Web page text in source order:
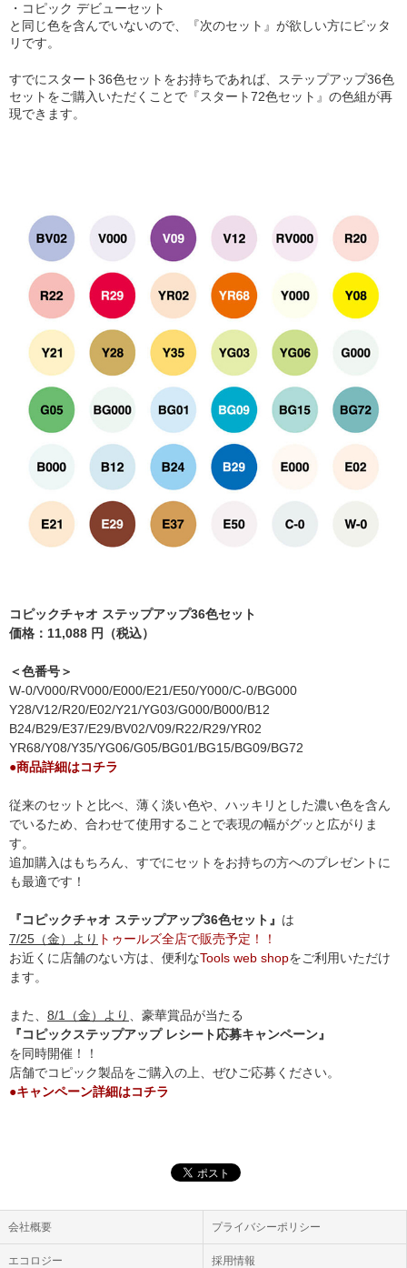
・コピック デビューセット
と同じ色を含んでいないので、『次のセット』が欲しい方にピッタ
リです。
すでにスタート36色セットをお持ちであれば、ステップアップ36色
セットをご購入いただくことで『スタート72色セット』の色組が再
現できます。
コピックチャオ ステップアップ36色セット
価格：11,088 円（税込）
＜色番号＞
W-0/V000/RV000/E000/E21/E50/Y000/C-0/BG000
Y28/V12/R20/E02/Y21/YG03/G000/B000/B12
B24/B29/E37/E29/BV02/V09/R22/R29/YR02
YR68/Y08/Y35/YG06/G05/BG01/BG15/BG09/BG72
●商品詳細はコチラ
従来のセットと比べ、薄く淡い色や、ハッキリとした濃い色を含ん
でいるため、合わせて使用することで表現の幅がグッと広がりま
す。
追加購入はもちろん、すでにセットをお持ちの方へのプレゼントに
も最適です！
『コピックチャオ ステップアップ36色セット』 は
7/25（金）より トゥールズ全店で販売予定！！
お近くに店舗のない方は、便利なTools web shopをご利用いただけ
ます。
また、 8/1（金）より
、豪華賞品が当たる
『コピックステップアップ レシート応募キャンペーン』
を同時開催！！
店舗でコピック製品をご購入の上、ぜひご応募ください。
●キャンペーン詳細はコチラ
会社概要 プライバシーポリシー
エコロジー 採用情報